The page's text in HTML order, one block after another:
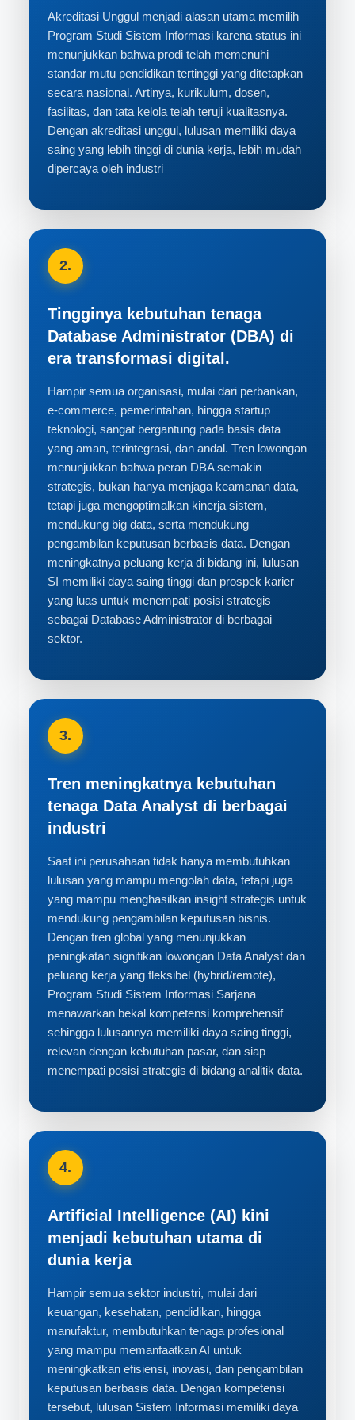
Akreditasi Unggul menjadi alasan utama memilih
Program Studi Sistem Informasi karena status ini
menunjukkan bahwa prodi telah memenuhi
standar mutu pendidikan tertinggi yang ditetapkan
secara nasional. Artinya, kurikulum, dosen,
fasilitas, dan tata kelola telah teruji kualitasnya.
Dengan akreditasi unggul, lulusan memiliki daya
saing yang lebih tinggi di dunia kerja, lebih mudah
dipercaya oleh industri
2.
Tingginya kebutuhan tenaga
Database Administrator (DBA) di
era transformasi digital.
Hampir semua organisasi, mulai dari perbankan,
e-commerce, pemerintahan, hingga startup
teknologi, sangat bergantung pada basis data
yang aman, terintegrasi, dan andal. Tren lowongan
menunjukkan bahwa peran DBA semakin
strategis, bukan hanya menjaga keamanan data,
tetapi juga mengoptimalkan kinerja sistem,
mendukung big data, serta mendukung
pengambilan keputusan berbasis data. Dengan
meningkatnya peluang kerja di bidang ini, lulusan
SI memiliki daya saing tinggi dan prospek karier
yang luas untuk menempati posisi strategis
sebagai Database Administrator di berbagai
sektor.
3.
Tren meningkatnya kebutuhan
tenaga Data Analyst di berbagai
industri
Saat ini perusahaan tidak hanya membutuhkan
lulusan yang mampu mengolah data, tetapi juga
yang mampu menghasilkan insight strategis untuk
mendukung pengambilan keputusan bisnis.
Dengan tren global yang menunjukkan
peningkatan signifikan lowongan Data Analyst dan
peluang kerja yang fleksibel (hybrid/remote),
Program Studi Sistem Informasi Sarjana
menawarkan bekal kompetensi komprehensif
sehingga lulusannya memiliki daya saing tinggi,
relevan dengan kebutuhan pasar, dan siap
menempati posisi strategis di bidang analitik data.
4.
Artificial Intelligence (AI) kini
menjadi kebutuhan utama di
dunia kerja
Hampir semua sektor industri, mulai dari
keuangan, kesehatan, pendidikan, hingga
manufaktur, membutuhkan tenaga profesional
yang mampu memanfaatkan AI untuk
meningkatkan efisiensi, inovasi, dan pengambilan
keputusan berbasis data. Dengan kompetensi
tersebut, lulusan Sistem Informasi memiliki daya